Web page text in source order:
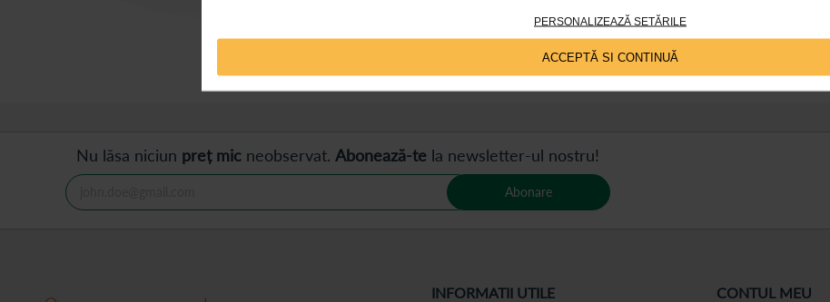
PERSONALIZEAZĂ SETĂRILE
ACCEPTĂ SI CONTINUĂ
Nu lăsa niciun preț mic neobservat. Abonează-te la newsletter-ul nostru!
Abonare
INFORMATII UTILE CONTUL MEU